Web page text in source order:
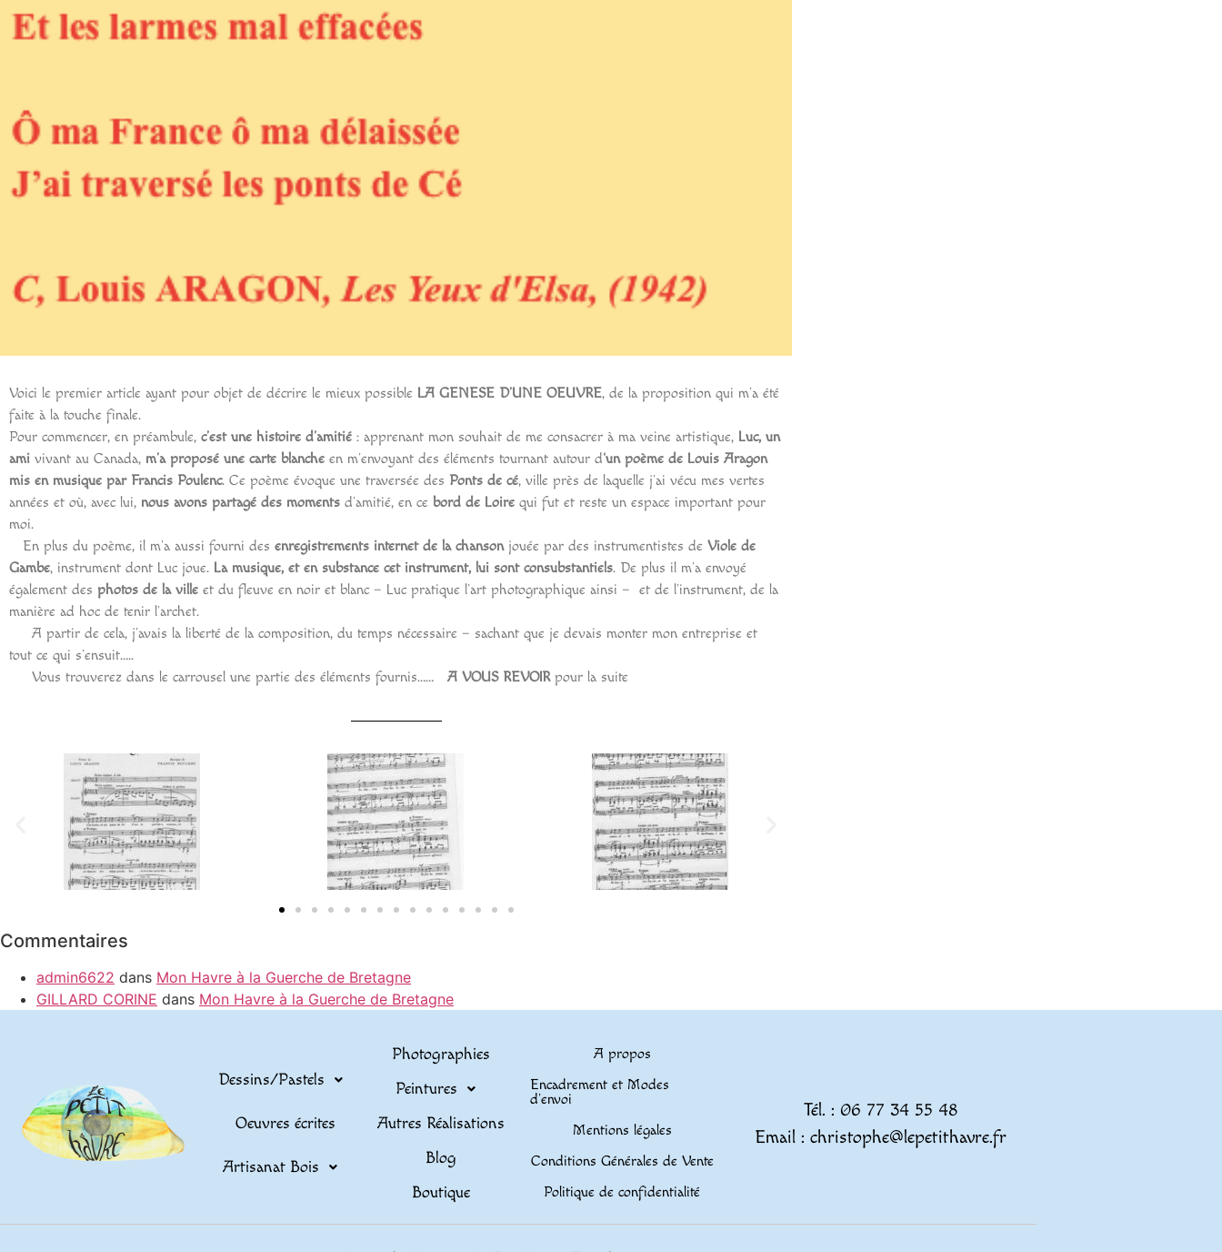
Voici le premier article ayant pour objet de décrire le mieux possible LA GENESE D’UNE OEUVRE, de la proposition qui m’a été
faite à la touche finale.
Pour commencer, en préambule, c’est une histoire d’amitié : apprenant mon souhait de me consacrer à ma veine artistique, Luc, un
ami vivant au Canada, m’a proposé une carte blanche en m’envoyant des éléments tournant autour d‘un poème de Louis Aragon
mis en musique par Francis Poulenc. Ce poème évoque une traversée des Ponts de cé, ville près de laquelle j’ai vécu mes vertes
années et où, avec lui, nous avons partagé des moments d’amitié, en ce bord de Loire qui fut et reste un espace important pour
moi.
En plus du poème, il m’a aussi fourni des enregistrements internet de la chansonjouée par des instrumentistes de Viole de
Gambe, instrument dont Luc joue. La musique, et en substance cet instrument, lui sont consubstantiels. De plus il m’a envoyé
également des photos de la ville et du fleuve en noir et blanc – Luc pratique l’art photographique ainsi – et de l’instrument, de la
manière ad hoc de tenir l’archet.
A partir de cela, j’avais la liberté de la composition, du temps nécessaire – sachant que je devais monter mon entreprise et
tout ce qui s’ensuit…..
Vous trouverez dans le carrousel une partie des éléments fournis…… A VOUS REVOIRpour la suite
Commentaires
admin6622 dans Mon Havre à la Guerche de Bretagne
GILLARD CORINE dans Mon Havre à la Guerche de Bretagne
Dessins/Pastels
Oeuvres écrites
Artisanat Bois
Photographies
Peintures
Autres Réalisations
Blog
Boutique
A propos
Encadrement et Modes
d’envoi
Mentions légales
Conditions Générales de Vente
Politique de confidentialité
Tél. : 06 77 34 55 48
Email : christophe@lepetithavre.fr